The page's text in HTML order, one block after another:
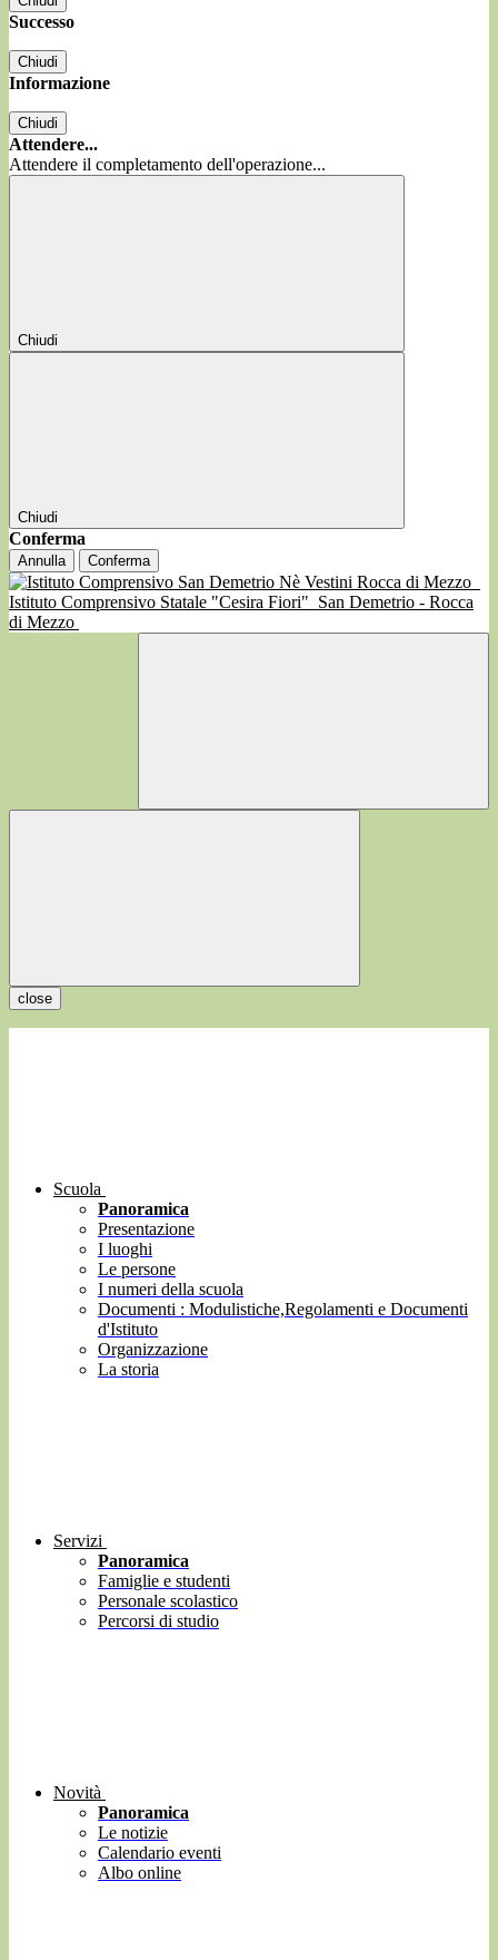
Successo
Chiudi
Informazione
Chiudi
Attendere...
Attendere il completamento dell'operazione...
Chiudi
Chiudi
Conferma
Annulla Conferma
Istituto Comprensivo Statale "Cesira Fiori" San Demetrio - Rocca
di Mezzo
close
Scuola
Panoramica
Presentazione
I luoghi
Le persone
I numeri della scuola
Documenti : Modulistiche,Regolamenti e Documenti
d'Istituto
Organizzazione
La storia
Servizi
Panoramica
Famiglie e studenti
Personale scolastico
Percorsi di studio
Novità
Panoramica
Le notizie
Calendario eventi
Albo online